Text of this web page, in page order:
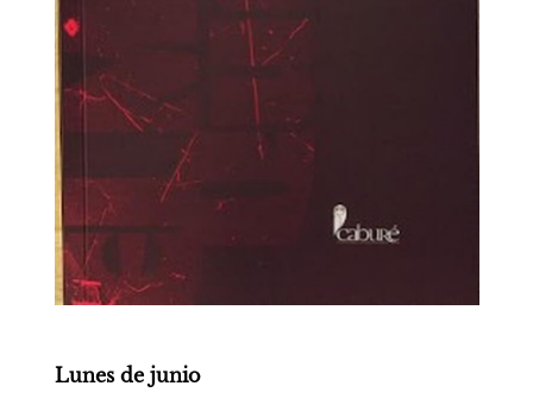
Lunes de junio